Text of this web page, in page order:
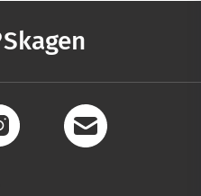
Skagen